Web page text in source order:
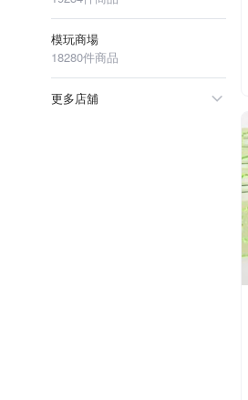
模玩商場
18280件商品
更多店舖